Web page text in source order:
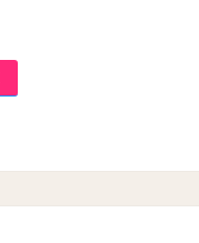
LA SUITE